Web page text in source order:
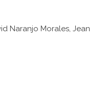
Naranjo Morales, Jean